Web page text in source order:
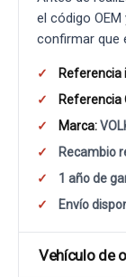
el código
confirmar que
Referencia
Referencia
Marca:
Recambio
1 año de
Envío
Vehículo de